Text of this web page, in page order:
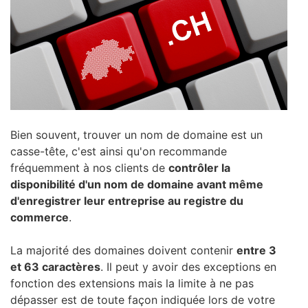
Bien souvent, trouver un nom de domaine est un
casse-tête, c'est ainsi qu'on recommande
fréquemment à nos clients de contrôler la
disponibilité d'un nom de domaine avant même
d'enregistrer leur entreprise au registre du
commerce.
La majorité des domaines doivent contenir entre 3
et 63 caractères. Il peut y avoir des exceptions en
fonction des extensions mais la limite à ne pas
dépasser est de toute façon indiquée lors de votre